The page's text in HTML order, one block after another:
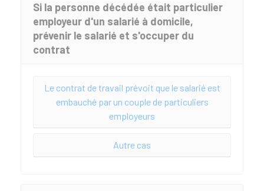
Si la personne décédée était particulier
employeur d'un salarié à domicile,
prévenir le salarié et s'occuper du
contrat
Le contrat de travail prévoit que le salarié est
embauché par un couple de particuliers
employeurs
Autre cas